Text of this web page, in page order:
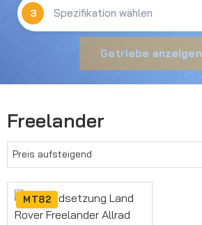
3
Getriebe anzeigen
Freelander
MT82